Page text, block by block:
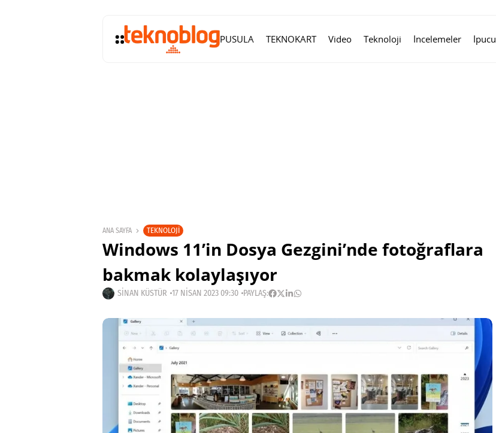
PUSULA TEKNOKART Video Teknoloji İncelemeler İpucu
ANA SAYFA TEKNOLOJI
Windows 11’in Dosya Gezgini’nde fotoğraflara
bakmak kolaylaşıyor
SINAN KÜSTÜR 17 NISAN 2023 09:30 PAYLAŞ: